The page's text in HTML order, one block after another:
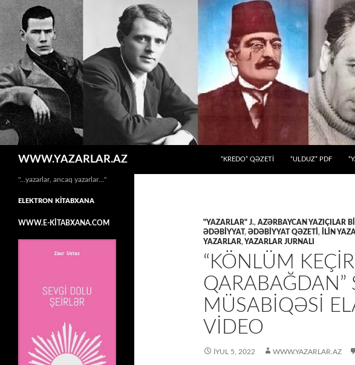
WWW.YAZARLAR.AZ
“KREDO” QƏZETİ
“ULDUZ” PDF
"YAZARLAR" J., AZƏRBAYCAN YAZIÇILAR
ƏDƏBİYYAT, ƏDƏBİYYAT QƏZETİ , İLİN
YAZARLAR,YAZARLAR JURNALI
“KÖNLÜM KEÇIR
QARABAĞDAN”
MÜSABIQƏSI
VİDEO
İYUL 5, 2022 WWW.YAZARLAR.AZ
"…yazarlar, ancaq yazarlar…"
ELEKTRON KİTABXANA
WWW.E-KİTABXANA.COM